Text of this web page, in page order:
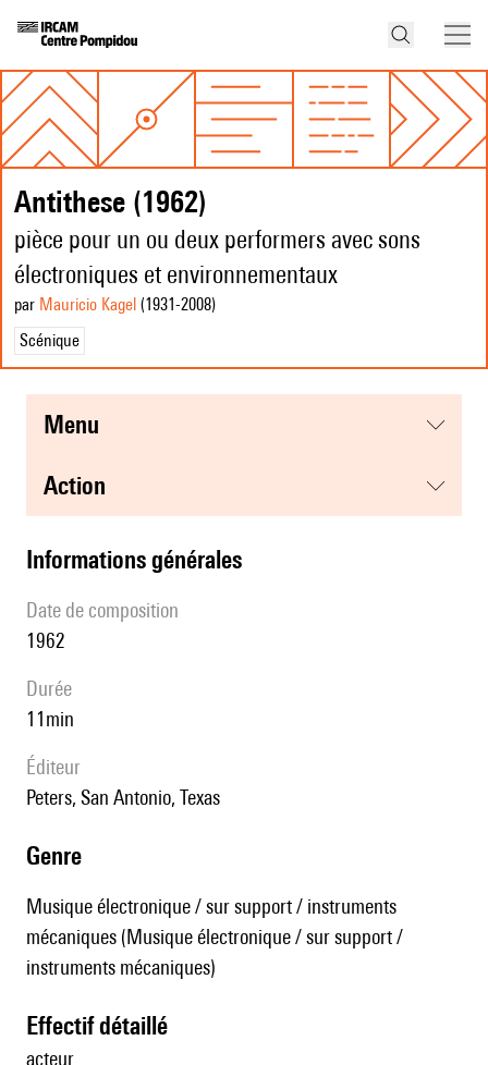
Antithese (1962)
pièce pour un ou deux performers avec sons
électroniques et environnementaux
par Mauricio Kagel (1931-2008)
Scénique
menu
action
informations générales
date de composition
1962
durée
11min
éditeur
Peters, San Antonio, Texas
genre
Musique électronique / sur support / instruments
mécaniques (Musique électronique / sur support /
instruments mécaniques)
effectif détaillé
acteur